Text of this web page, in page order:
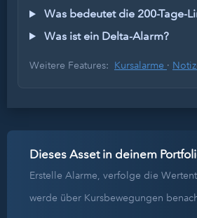
Was bedeutet die 200-Tage-
Was ist ein Delta-Alarm?
Weitere Features: Kursalarme ·
Dieses Asset in deinem
Erstelle Alarme, verfolge die
werde über Kursbewegungen